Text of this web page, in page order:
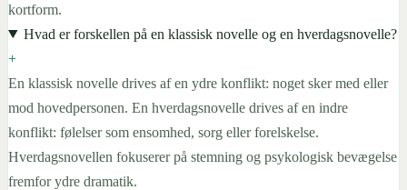
kortform.
Hvad er forskellen på en klassisk novelle og en hverdagsnovelle?
+
En klassisk novelle drives af en ydre konflikt: noget sker med eller
mod hovedpersonen. En hverdagsnovelle drives af en indre
konflikt: følelser som ensomhed, sorg eller forelskelse.
Hverdagsnovellen fokuserer på stemning og psykologisk bevægelse
fremfor ydre dramatik.